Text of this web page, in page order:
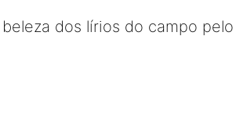
dos lírios do campo